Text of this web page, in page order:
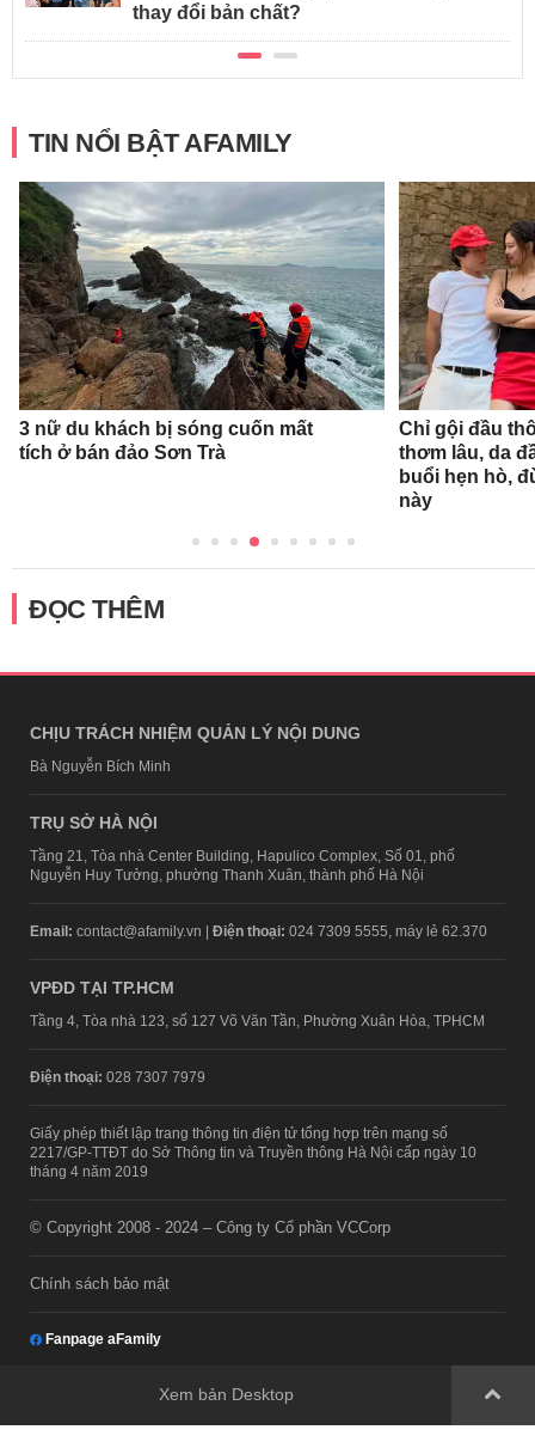
thay đổi bản chất?
TIN NỔI BẬT AFAMILY
3 nữ du khách bị sóng cuốn mất
tích ở bán đảo Sơn Trà
Chỉ gội đầu
thơm lâu, da
buổi hẹn hò,
này
ĐỌC THÊM
CHỊU TRÁCH NHIỆM QUẢN LÝ NỘI DUNG
Bà Nguyễn Bích Minh
TRỤ SỞ HÀ NỘI
Tầng 21, Tòa nhà Center Building, Hapulico Complex, Số 01, phố
Nguyễn Huy Tưởng, phường Thanh Xuân, thành phố Hà Nội
Email: contact@afamily.vn | Điện thoại: 024 7309 5555, máy lẻ 62.370
VPĐD TẠI TP.HCM
Tầng 4, Tòa nhà 123, số 127 Võ Văn Tần, Phường Xuân Hòa, TPHCM
Điện thoại: 028 7307 7979
Giấy phép thiết lập trang thông tin điện tử tổng hợp trên mạng số
2217/GP-TTĐT do Sở Thông tin và Truyền thông Hà Nội cấp ngày 10
tháng 4 năm 2019
© Copyright 2008 - 2024 – Công ty Cổ phần VCCorp
Chính sách bảo mật
Fanpage aFamily
Xem bản Desktop